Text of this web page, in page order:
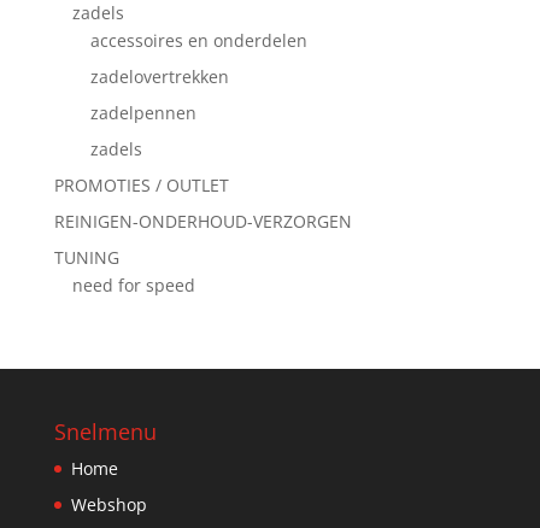
zadels
accessoires en onderdelen
zadelovertrekken
zadelpennen
zadels
PROMOTIES / OUTLET
REINIGEN-ONDERHOUD-VERZORGEN
TUNING
need for speed
Snelmenu
Home
Webshop